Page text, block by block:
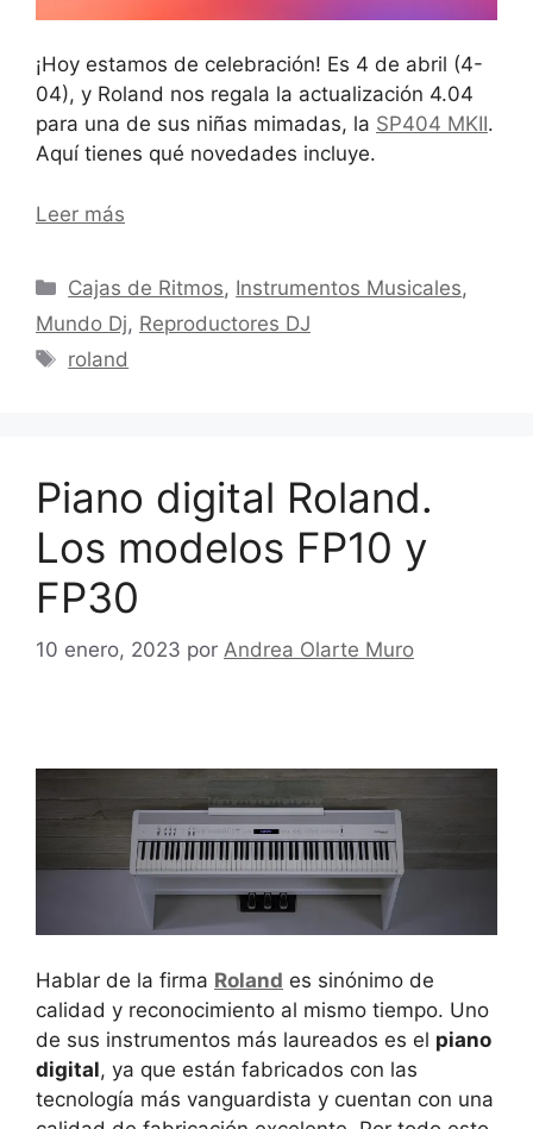
¡Hoy estamos de celebración! Es 4 de abril (4-
04), y Roland nos regala la actualización 4.04
para una de sus niñas mimadas, la SP404 MKII.
Aquí tienes qué novedades incluye.
Leer más
Categorías
Cajas de Ritmos, Instrumentos Musicales,
Mundo Dj, Reproductores DJ
Etiquetas
roland
Piano digital Roland.
Los modelos FP10 y
FP30
10 enero, 2023 por Andrea Olarte Muro
Hablar de la firma Roland es sinónimo de
calidad y reconocimiento al mismo tiempo. Uno
de sus instrumentos más laureados es el piano
digital, ya que están fabricados con las
tecnología más vanguardista y cuentan con una